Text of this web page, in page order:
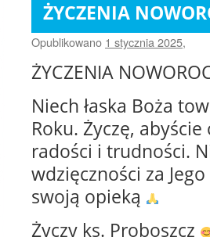
ŻYCZENIA
Opublikowano 1 stycznia 2025,
ŻYCZENIA
Niech łaska Boża
Roku. Życzę,
radości i trudności.
wdzięczności za
swoją opieką
Życzy ks. Proboszcz